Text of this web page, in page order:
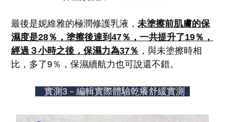
最後是妮維雅的極潤修護乳液，未塗擦前肌膚的保
濕度是28％，塗擦後達到47％，一共提升了19％，
經過３小時之後，保濕力為37％ ，與未塗擦時相
比，多了9％，保濕續航力也可說還不錯。
實測3－編輯實際體驗乾癢舒緩實測